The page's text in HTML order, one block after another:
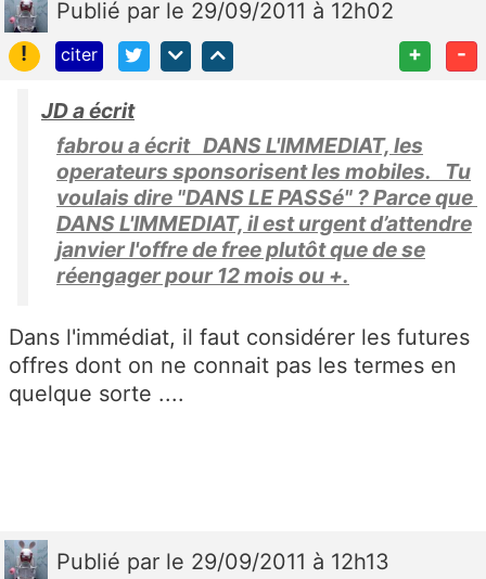
Publié par le 29/09/2011 à 12h02
!
citer + -
JD a écrit
fabrou a écrit DANS L'IMMEDIAT, les
operateurs sponsorisent les mobiles. Tu
voulais dire "DANS LE PASSé" ? Parce que
DANS L'IMMEDIAT, il est urgent d’attendre
janvier l'offre de free plutôt que de se
réengager pour 12 mois ou +.
Dans l'immédiat, il faut considérer les futures
offres dont on ne connait pas les termes en
quelque sorte ....
Publié par le 29/09/2011 à 12h13